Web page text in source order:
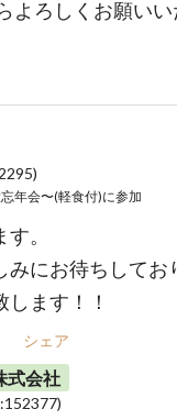
よろしくお願い
年会〜(軽食付)に参加
。
みにお待ちしてお
ます！！
シェア
式会社